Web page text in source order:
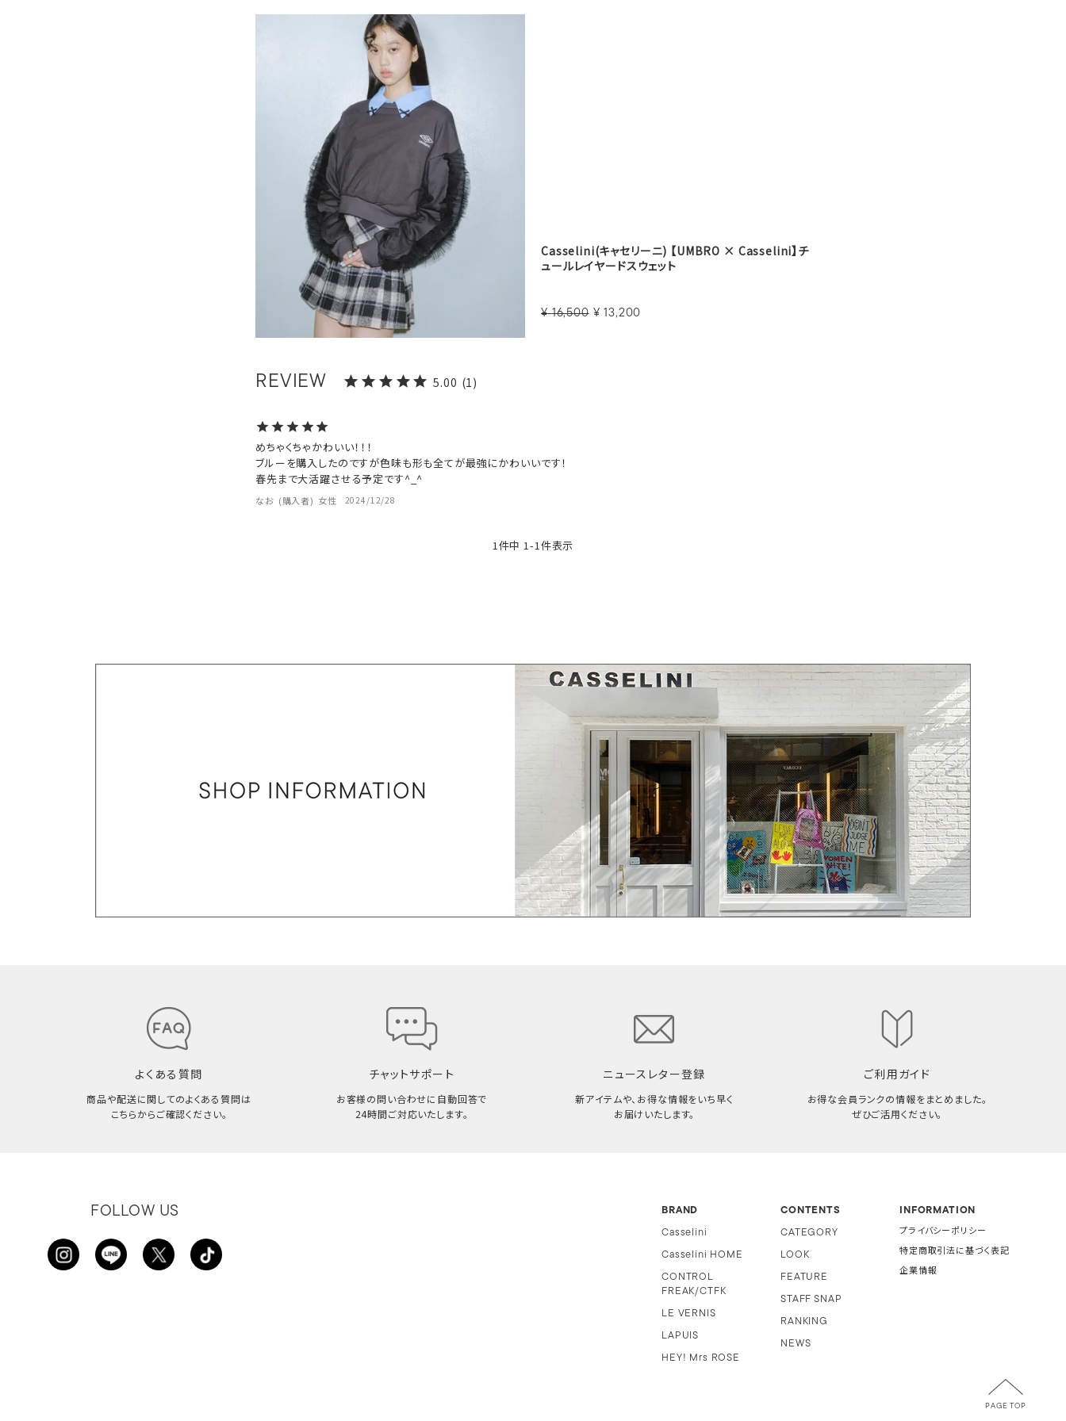
Casselini(キャセリーニ) 【UMBRO × Casselini】チ
ュールレイヤードスウェット
¥ 16,500 ¥ 13,200
5.00 1
なお 購入者 女性 2024/12/28
めちゃくちゃかわいい！！！
ブルーを購入したのですが色味も形も全てが最強にかわいいです！
春先まで大活躍させる予定です^_^
1件中 1-1件表示
よくある質問
商品や配送に関してのよくある質問は
こちらからご確認ください。
チャットサポート
お客様の問い合わせに自動回答で
24時間ご対応いたします。
ニュースレター登録
新アイテムや、お得な情報をいち早く
お届けいたします。
ご利用ガイド
お得な会員ランクの情報をまとめました。
ぜひご活用ください。
FOLLOW US BRAND
Casselini
Casselini HOME
CONTROL
FREAK/CTFK
LE VERNIS
LAPUIS
HEY! Mrs ROSE
CONTENTS
CATEGORY
LOOK
FEATURE
STAFF SNAP
RANKING
NEWS
INFORMATION
プライバシーポリシー
特定商取引法に基づく表記
企業情報
PAGE TOP